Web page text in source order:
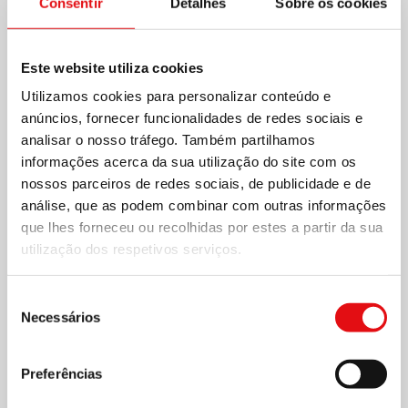
Este website utiliza cookies
Utilizamos cookies para personalizar conteúdo e
anúncios, fornecer funcionalidades de redes sociais e
analisar o nosso tráfego. Também partilhamos
informações acerca da sua utilização do site com os
nossos parceiros de redes sociais, de publicidade e de
análise, que as podem combinar com outras informações
que lhes forneceu ou recolhidas por estes a partir da sua
utilização dos respetivos serviços.
Necessários
Preferências
4 MARÇO 2019
Reunião no Egito